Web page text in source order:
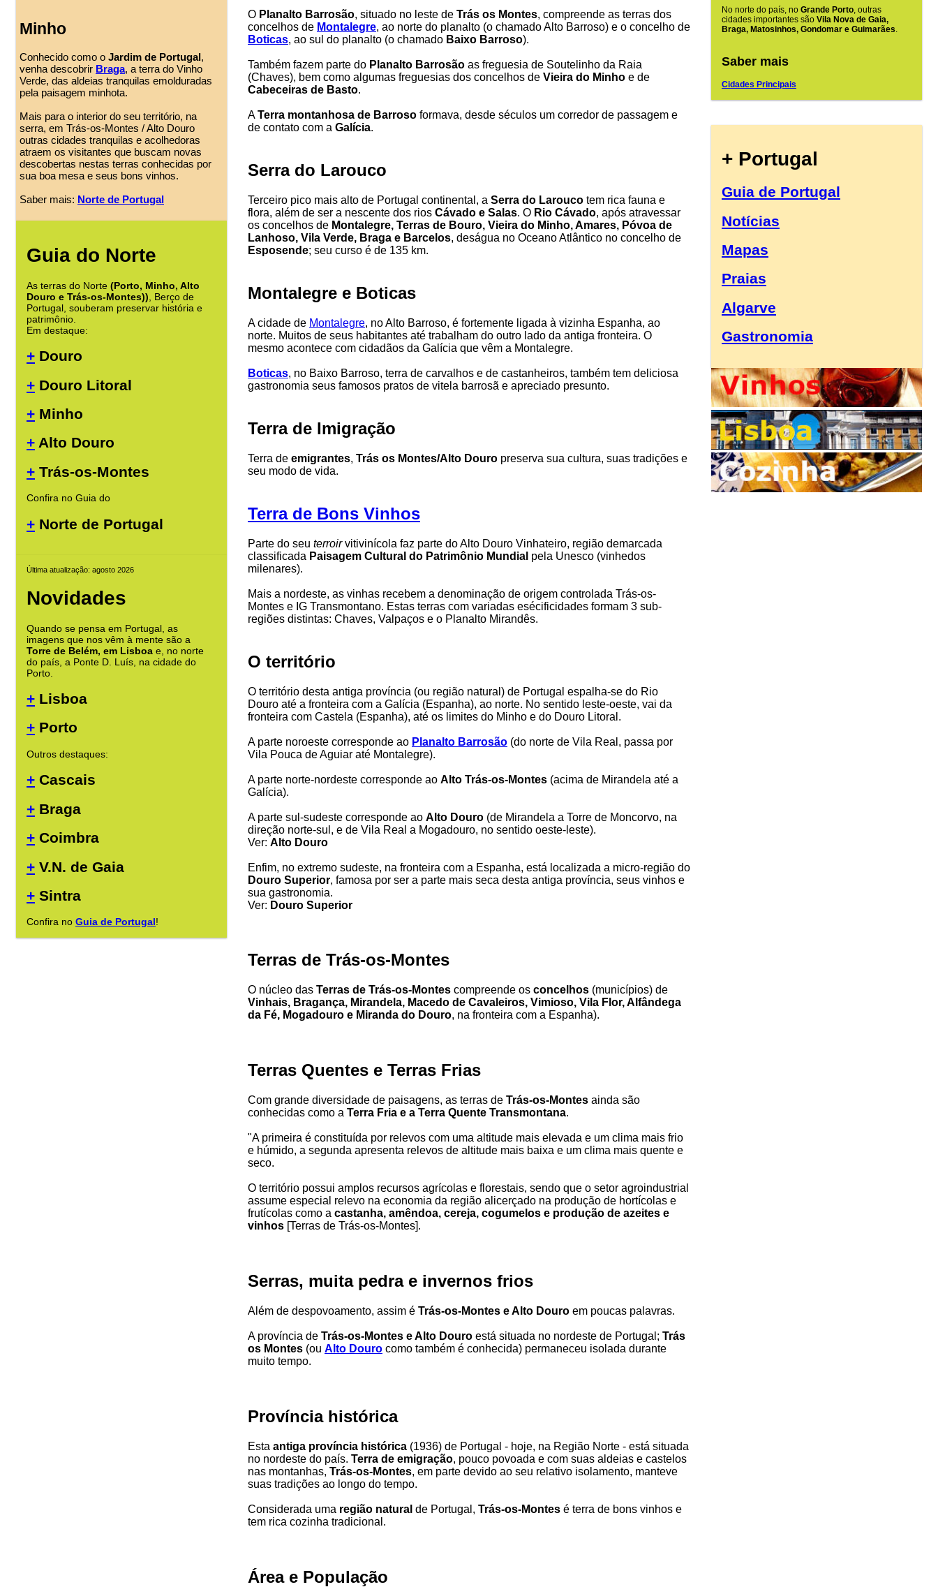
Minho
Conhecido como o Jardim de Portugal,
venha descobrir Braga, a terra do Vinho
Verde, das aldeias tranquilas emolduradas
pela paisagem minhota.
Mais para o interior do seu território, na
serra, em Trás-os-Montes / Alto Douro
outras cidades tranquilas e acolhedoras
atraem os visitantes que buscam novas
descobertas nestas terras conhecidas por
sua boa mesa e seus bons vinhos.
Saber mais: Norte de Portugal
Guia do Norte
As terras do Norte (Porto, Minho, Alto
Douro e Trás-os-Montes)) , Berço de
Portugal, souberam preservar história e
patrimônio.
Em destaque:
+ Douro
+ Douro Litoral
+ Minho
+ Alto Douro
+ Trás-os-Montes
Confira no Guia do
+ Norte de Portugal
Última atualização: agosto 2026
Novidades
Quando se pensa em Portugal, as
imagens que nos vêm à mente são a
Torre de Belém, em Lisboa e, no norte
do país, a Ponte D. Luís, na cidade do
Porto.
+ Lisboa
+ Porto
Outros destaques:
+ Cascais
+ Braga
+ Coimbra
+ V.N. de Gaia
+ Sintra
Confira no Guia de Portugal!
O Planalto Barrosão, situado no leste de Trás os Montes, compreende as terras dos
concelhos de Montalegre, ao norte do planalto (o chamado Alto Barroso) e o concelho de
Boticas, ao sul do planalto (o chamado Baixo Barroso).
Também fazem parte do Planalto Barrosão as freguesia de Soutelinho da Raia
(Chaves), bem como algumas freguesias dos concelhos de Vieira do Minho e de
Cabeceiras de Basto.
ATerra montanhosa de Barroso formava, desde séculos um corredor de passagem e
de contato com a Galícia.
Serra do Larouco
Terceiro pico mais alto de Portugal continental, a Serra do Larouco tem rica fauna e
flora, além de ser a nescente dos rios Cávado e Salas. O Rio Cávado, após atravessar
os concelhos de Montalegre, Terras de Bouro, Vieira do Minho, Amares, Póvoa de
Lanhoso, Vila Verde, Braga e Barcelos, deságua no Oceano Atlântico no concelho de
Esposende; seu curso é de 135 km.
Montalegre e Boticas
A cidade de Montalegre, no Alto Barroso, é fortemente ligada à vizinha Espanha, ao
norte. Muitos de seus habitantes até trabalham do outro lado da antiga fronteira. O
mesmo acontece com cidadãos da Galícia que vêm a Montalegre.
Boticas, no Baixo Barroso, terra de carvalhos e de castanheiros, também tem deliciosa
gastronomia seus famosos pratos de vitela barrosã e apreciado presunto.
Terra de Imigração
Terra de emigrantes, Trás os Montes/Alto Douro preserva sua cultura, suas tradições e
seu modo de vida.
Terra de Bons Vinhos
Parte do seu terroirvitivinícola faz parte do Alto Douro Vinhateiro, região demarcada
classificada Paisagem Cultural do Patrimônio Mundial pela Unesco (vinhedos
milenares).
Mais a nordeste, as vinhas recebem a denominação de origem controlada Trás-os-
Montes e IG Transmontano. Estas terras com variadas esécificidades formam 3 sub-
regiões distintas: Chaves, Valpaços e o Planalto Mirandês.
O território
O território desta antiga província (ou região natural) de Portugal espalha-se do Rio
Douro até a fronteira com a Galícia (Espanha), ao norte. No sentido leste-oeste, vai da
fronteira com Castela (Espanha), até os limites do Minho e do Douro Litoral.
A parte noroeste corresponde ao Planalto Barrosão (do norte de Vila Real, passa por
Vila Pouca de Aguiar até Montalegre).
A parte norte-nordeste corresponde ao Alto Trás-os-Montes (acima de Mirandela até a
Galícia).
A parte sul-sudeste corresponde ao Alto Douro (de Mirandela a Torre de Moncorvo, na
direção norte-sul, e de Vila Real a Mogadouro, no sentido oeste-leste).
Ver: Alto Douro
Enfim, no extremo sudeste, na fronteira com a Espanha, está localizada a micro-região do
Douro Superior, famosa por ser a parte mais seca desta antiga província, seus vinhos e
sua gastronomia.
Ver: Douro Superior
Terras de Trás-os-Montes
O núcleo das Terras de Trás-os-Montes compreende os concelhos (municípios) de
Vinhais, Bragança, Mirandela, Macedo de Cavaleiros, Vimioso, Vila Flor, Alfândega
da Fé, Mogadouro e Miranda do Douro, na fronteira com a Espanha).
Terras Quentes e Terras Frias
Com grande diversidade de paisagens, as terras de Trás-os-Montes ainda são
conhecidas como a Terra Fria e a Terra Quente Transmontana.
"A primeira é constituída por relevos com uma altitude mais elevada e um clima mais frio
e húmido, a segunda apresenta relevos de altitude mais baixa e um clima mais quente e
seco.
O território possui amplos recursos agrícolas e florestais, sendo que o setor agroindustrial
assume especial relevo na economia da região alicerçado na produção de hortícolas e
frutícolas como a castanha, amêndoa, cereja, cogumelos e produção de azeites e
vinhos [Terras de Trás-os-Montes].
Serras, muita pedra e invernos frios
Além de despovoamento, assim é Trás-os-Montes e Alto Douro em poucas palavras.
A província de Trás-os-Montes e Alto Douro está situada no nordeste de Portugal; Trás
os Montes (ou Alto Douro como também é conhecida) permaneceu isolada durante
muito tempo.
Província histórica
Esta antiga província histórica (1936) de Portugal - hoje, na Região Norte - está situada
no nordeste do país. Terra de emigração, pouco povoada e com suas aldeias e castelos
nas montanhas, Trás-os-Montes, em parte devido ao seu relativo isolamento, manteve
suas tradições ao longo do tempo.
Considerada uma região natural de Portugal, Trás-os-Montes é terra de bons vinhos e
tem rica cozinha tradicional.
Área e População
No norte do país, no Grande Porto, outras
cidades importantes são Vila Nova de Gaia,
Braga, Matosinhos, Gondomar e Guimarães.
Saber mais
Cidades Principais
+ Portugal
Guia de Portugal
Notícias
Mapas
Praias
Algarve
Gastronomia